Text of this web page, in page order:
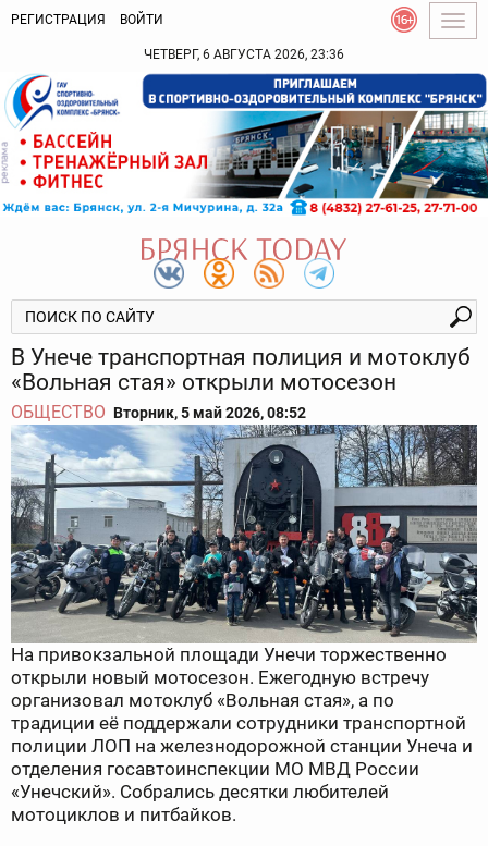
РЕГИСТРАЦИЯ ВОЙТИ
ЧЕТВЕРГ, 6 АВГУСТА 2026, 23:36
В Унече транспортная полиция и мотоклуб
«Вольная стая» открыли мотосезон
ОБЩЕСТВО Вторник, 5 май 2026, 08:52
На привокзальной площади Унечи торжественно
открыли новый мотосезон. Ежегодную встречу
организовал мотоклуб «Вольная стая», а по
традиции её поддержали сотрудники транспортной
полиции ЛОП на железнодорожной станции Унеча и
отделения госавтоинспекции МО МВД России
«Унечский». Собрались десятки любителей
мотоциклов и питбайков.